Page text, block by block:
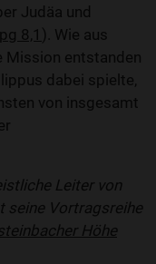
Judäa und
8,1 ). Wie aus
Mission entstanden
dabei spielte,
von insgesamt
Leiter von
seine Vortragsreihe
Höhe